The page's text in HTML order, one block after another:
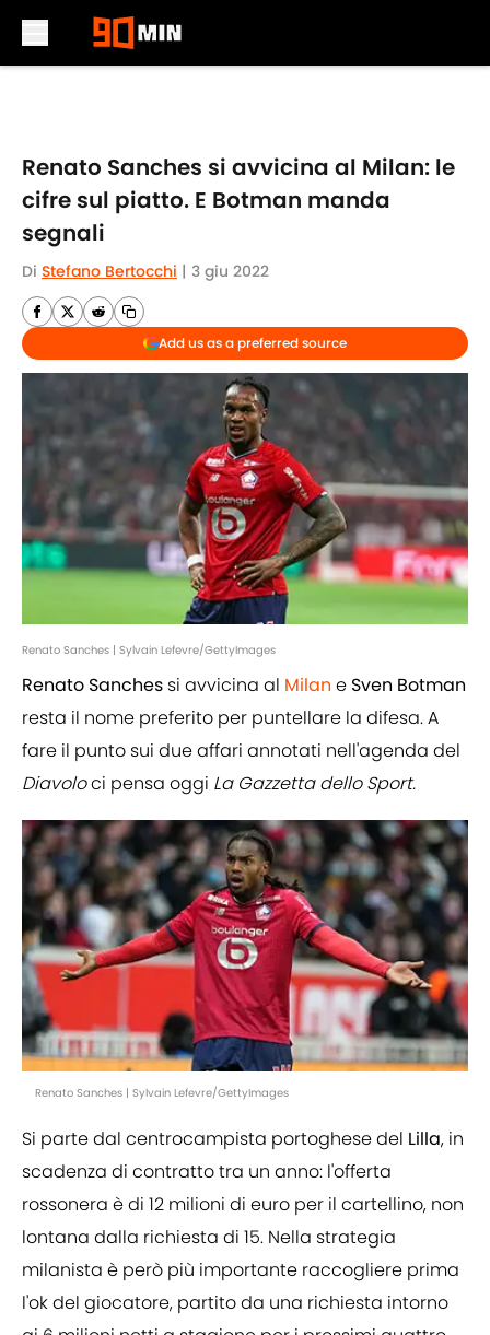
Renato Sanches si avvicina al Milan: le
cifre sul piatto. E Botman manda
segnali
Di Stefano Bertocchi | 3 giu 2022
Add us as a preferred source
Renato Sanches | Sylvain Lefevre/GettyImages
Renato Sanches si avvicina al Milan e Sven Botman
resta il nome preferito per puntellare la difesa. A
fare il punto sui due affari annotati nell'agenda del
Diavoloci pensa oggi La Gazzetta dello Sport.
Renato Sanches | Sylvain Lefevre/GettyImages
Si parte dal centrocampista portoghese del Lilla, in
scadenza di contratto tra un anno: l'offerta
rossonera è di 12 milioni di euro per il cartellino, non
lontana dalla richiesta di 15. Nella strategia
milanista è però più importante raccogliere prima
l'ok del giocatore, partito da una richiesta intorno